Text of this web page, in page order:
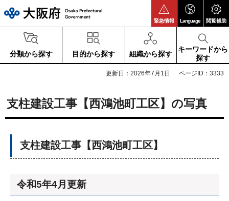
緊急情報 Language 閲覧補助
分類から探す 目的から探す 組織から探す
キーワードから
探す
更新日：2026年7月1日 ページID：3333
支柱建設工事【西鴻池町工区】の写真
支柱建設工事【西鴻池町工区】
令和5年4月更新